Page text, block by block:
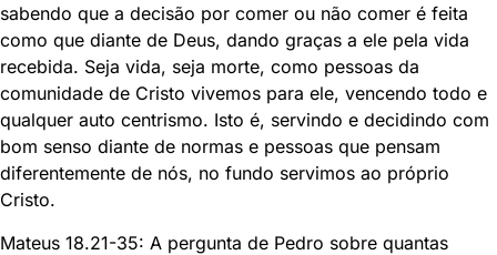
sabendo que a decisão por comer ou não comer é feita
como que diante de Deus, dando graças a ele pela vida
recebida. Seja vida, seja morte, como pessoas da
comunidade de Cristo vivemos para ele, vencendo todo e
qualquer auto centrismo. Isto é, servindo e decidindo com
bom senso diante de normas e pessoas que pensam
diferentemente de nós, no fundo servimos ao próprio
Cristo.
Mateus 18.21-35: A pergunta de Pedro sobre quantas